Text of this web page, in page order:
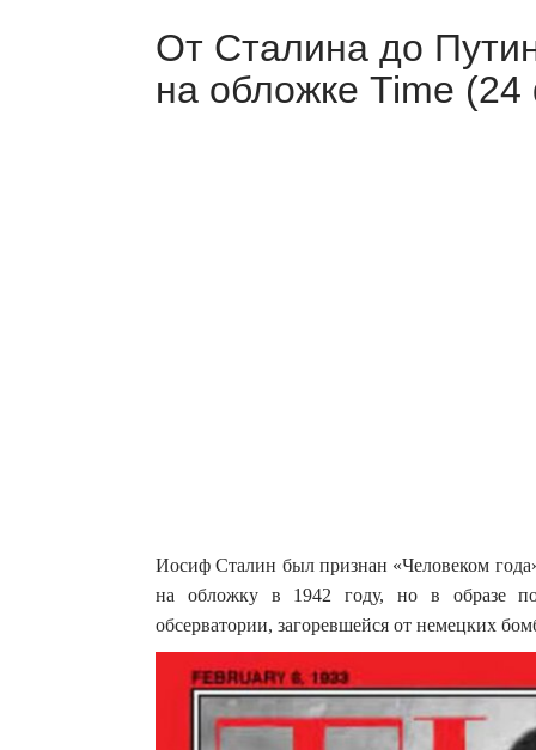
От Сталина до
на обложке Time
Иосиф Сталин был признан «Человеком
на обложку в 1942 году, но в образе
обсерватории, загоревшейся от немецких